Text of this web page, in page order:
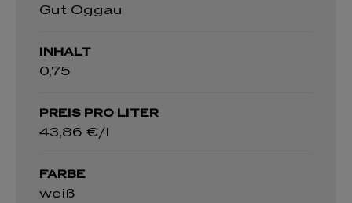
Gut Oggau
INHALT
0,75
PREIS PRO LITER
43,86 €/l
FARBE
weiß